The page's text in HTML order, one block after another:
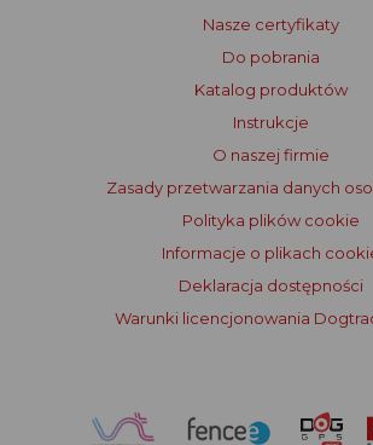
Nasze certyfikaty
Do pobrania
Katalog produktów
Instrukcje
O naszej firmie
Zasady przetwarzania danych
Polityka plików cookie
Informacje o plikach
Deklaracja dostępności
Warunki licencjonowania